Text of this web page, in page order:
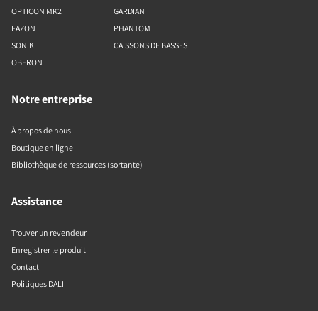
OPTICON MK2
FAZON
SONIK
OBERON
GARDIAN
PHANTOM
CAISSONS DE BASSES
Notre entreprise
À propos de nous
Boutique en ligne
Bibliothèque de ressources (sortante)
Assistance
Trouver un revendeur
Enregistrer le produit
Contact
Politiques DALI